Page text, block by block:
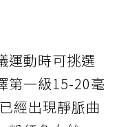
運動時可挑選
第一級15-20毫
經出現靜脈曲